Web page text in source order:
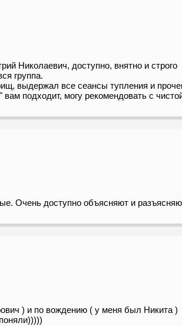
Николаевич, доступно, внятно и строго
группа.
выдержал все сеансы тупления и
подходит, могу рекомендовать с
Очень доступно объясняют и
) и по вождению ( у меня был Никита )